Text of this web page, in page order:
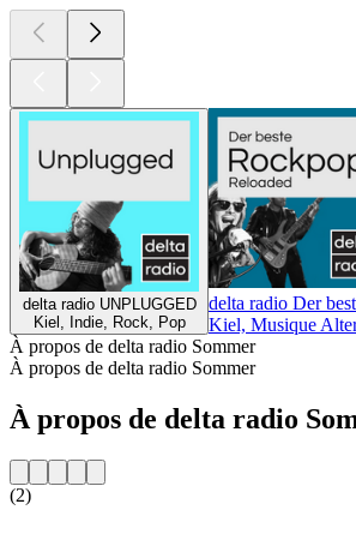
delta radio UNPLUGGED
Kiel, Indie, Rock, Pop
delta radio Der
Kiel, Musique
À propos de delta radio Sommer
À propos de delta radio Sommer
À propos de delta radio
(2)